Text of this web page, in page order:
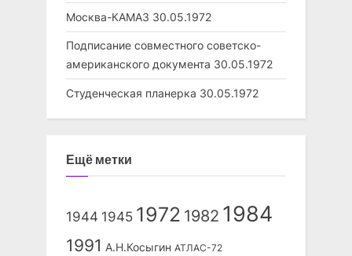
Москва-КАМАЗ 30.05.1972
Подписание совместного советско-
американского документа 30.05.1972
Студенческая планерка 30.05.1972
Ещё метки
1944 1945 1972 1982 1984
1991 А.Н.Косыгин АТЛАС-72